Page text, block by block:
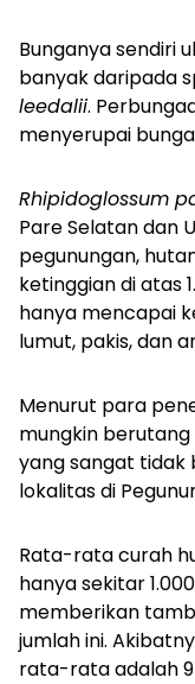
Bunganya sendiri
banyak daripada
leedalii.
menyerupai
Rhipidoglossum
Pare Selatan dan
pegunungan,
ketinggian di atas
hanya mencapai
lumut, pakis, dan
Menurut para
mungkin
yang sangat tidak
lokalitas di
Rata-rata curah
hanya sekitar
memberikan
jumlah ini.
rata-rata adalah